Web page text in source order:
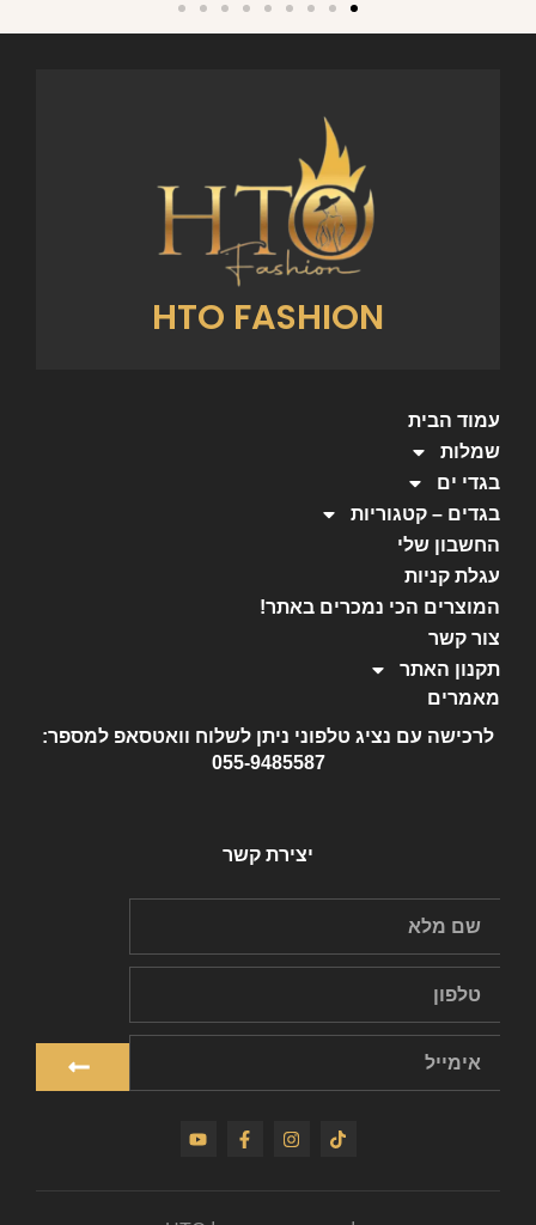
HTO FASHION
עמוד הבית
שמלות
בגדי ים
בגדים – קטגוריות
החשבון שלי
עגלת קניות
המוצרים הכי נמכרים באתר!
צור קשר
תקנון האתר
מאמרים
לרכישה עם נציג טלפוני ניתן לשלוח וואטסאפ למספר:
055-9485587
יצירת קשר